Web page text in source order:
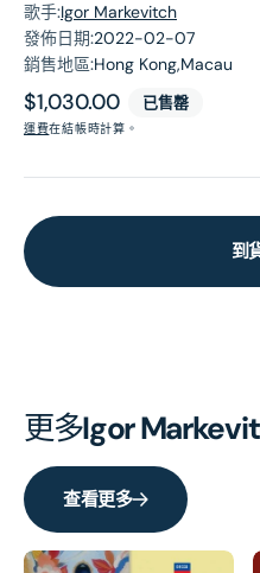
歌手:Igor Markevitch
發佈日期:2022-02-07
銷售地區:Hong Kong,Macau
原
價
$1,030.00 已售罄
運費在結帳時計算。
到
更多Igor
查看更多